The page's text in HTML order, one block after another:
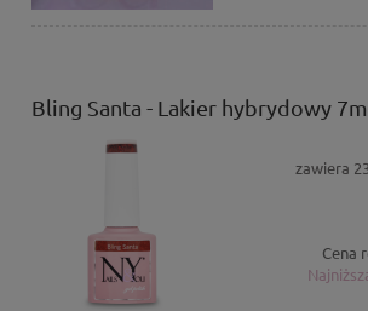
Bling Santa - Lakier hybrydowy
zawiera
Cena